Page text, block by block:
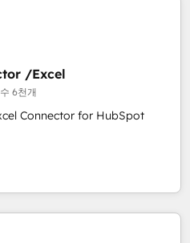
/Excel
6천개
Connector for HubSpot